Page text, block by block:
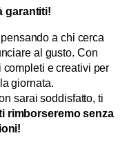
garantiti!
a chi cerca
al gusto. Con
completi e creativi per
giornata.
sarai soddisfatto, ti
rimborseremo senza